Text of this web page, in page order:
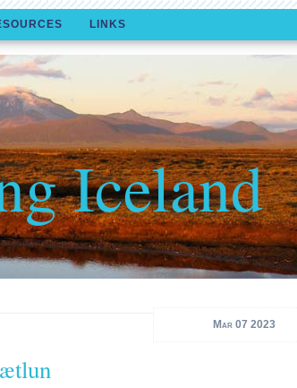
LINKS
Iceland
Mar 07 2023